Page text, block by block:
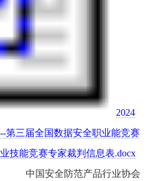
2024
第三届全国数据安全职业能竞赛
技能竞赛专家裁判信息表.docx
中国安全防范产品行业协会